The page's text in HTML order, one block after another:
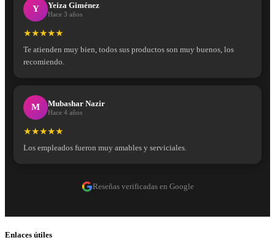
Y Yeiza Giménez
Hace 3 años
★★★★★
Te atienden muy bien, todos sus productos son muy buenos, los
recomiendo.
M Mubashar Nazir
Hace 4 años
★★★★★
Los empleados fueron muy amables y serviciales.
Reseñas verificadas en Google
Enlaces útiles